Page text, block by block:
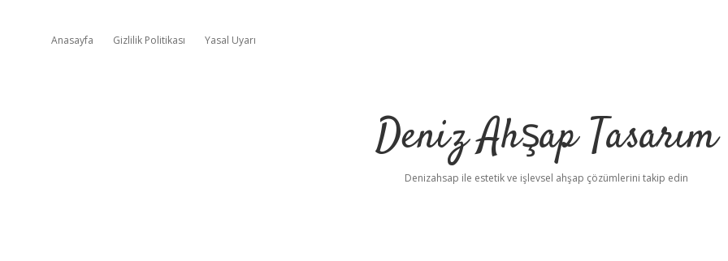
Anasayfa Gizlilik Politikası Yasal Uyarı
Deniz Ahşap Tasarım
Denizahsap ile estetik ve işlevsel ahşap çözümlerini takip edin